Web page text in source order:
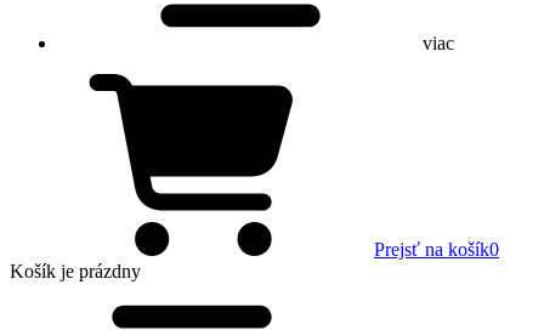
viac
Prejsť na košík0
Košík je prázdny